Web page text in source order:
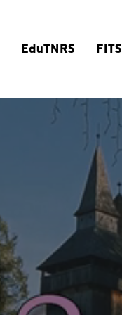
EduTNRS FITS